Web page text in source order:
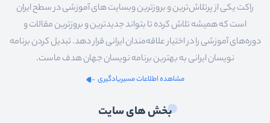
راکت یکی از پرتلاش‌ترین و بروزترین وبسایت های آموزشی در سطح ایران
است که همیشه تلاش کرده تا بتواند جدیدترین و بروزترین مقالات و
دوره‌های آموزشی را در اختیار علاقه‌مندان ایرانی قرار دهد. تبدیل کردن برنامه
نویسان ایرانی به بهترین برنامه نویسان جهان هدف ماست.
مشاهده اطلاعات مسیریادگیری
بخش های سایت